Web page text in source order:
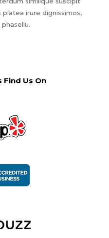
platea irure dignissimos,
Find Us On